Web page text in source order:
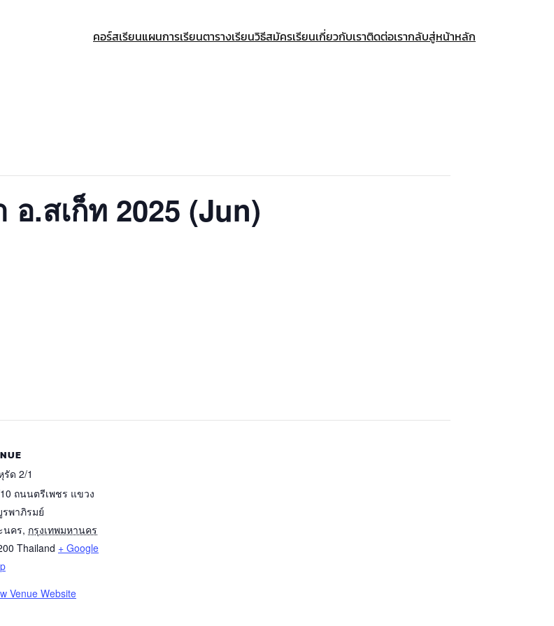
คอร์สเรียนแผนการเรียนตารางเรียนวิธีสมัครเรียนเกี่ยวกับเราติดต่อเรากลับสู่หน้าหลัก
อ.สเก็ท 2025 (Jun)
รัด 2/1
ถนนตรีเพชร แขวง
รพาภิรมย์
นคร, กรุงเทพมหานคร
Thailand + Google
Venue Website